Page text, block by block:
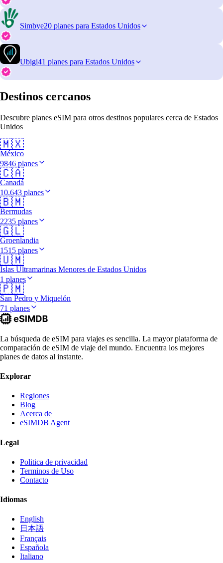
Simbye20 planes para Estados Unidos
Ubigi41 planes para Estados Unidos
Destinos cercanos
Descubre planes eSIM para otros destinos populares cerca de Estados
Unidos
🇲🇽
México
9846 planes
🇨🇦
Canadá
10.643 planes
🇧🇲
Bermudas
2235 planes
🇬🇱
Groenlandia
1515 planes
🇺🇲
Islas Ultramarinas Menores de Estados Unidos
1 planes
🇵🇲
San Pedro y Miquelón
71 planes
La búsqueda de eSIM para viajes es sencilla. La mayor plataforma de
comparación de eSIM de viaje del mundo. Encuentra los mejores
planes de datos al instante.
Explorar
Regiones
Blog
Acerca de
eSIMDB Agent
Legal
Politica de privacidad
Terminos de Uso
Contacto
Idiomas
English
日本語
Français
Española
Italiano